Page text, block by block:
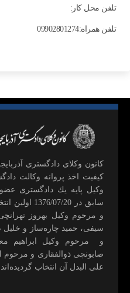
تلفن محل کار:
تلفن همراه:09902801274
كانون وكلای دادگستری
وكيل پايه يك دادگستری
سابق در
و مرحوم وکیل بهروز
سيفی، حميد چاره‌ساز و
و مرحوم وکیل ابراهيم
صابونچی ذوالفقاری و
علی البدل آن انتخاب گرديده‌اند.